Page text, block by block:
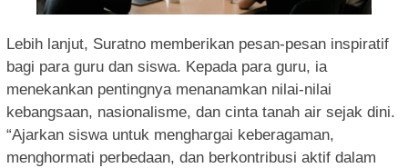
Lebih lanjut, Suratno memberikan pesan-pesan inspiratif
bagi para guru dan siswa. Kepada para guru, ia
menekankan pentingnya menanamkan nilai-nilai
kebangsaan, nasionalisme, dan cinta tanah air sejak dini.
“Ajarkan siswa untuk menghargai keberagaman,
menghormati perbedaan, dan berkontribusi aktif dalam